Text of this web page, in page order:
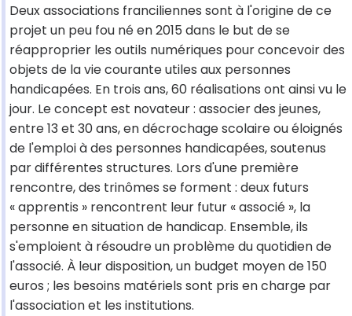
Deux associations franciliennes sont à l'origine de ce
projet un peu fou né en 2015 dans le but de se
réapproprier les outils numériques pour concevoir des
objets de la vie courante utiles aux personnes
handicapées. En trois ans, 60 réalisations ont ainsi vu le
jour. Le concept est novateur : associer des jeunes,
entre 13 et 30 ans, en décrochage scolaire ou éloignés
de l'emploi à des personnes handicapées, soutenus
par différentes structures. Lors d'une première
rencontre, des trinômes se forment : deux futurs
« apprentis » rencontrent leur futur « associé », la
personne en situation de handicap. Ensemble, ils
s'emploient à résoudre un problème du quotidien de
l'associé. À leur disposition, un budget moyen de 150
euros ; les besoins matériels sont pris en charge par
l'association et les institutions.